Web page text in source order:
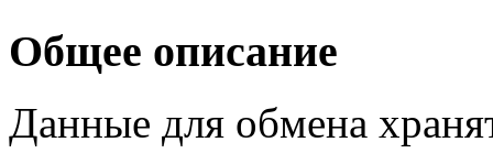
Общее описание
Данные для обмена